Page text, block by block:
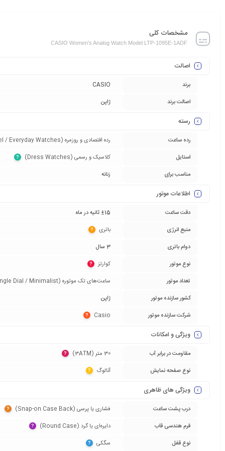
مشخصات کلی
CASIO Women's Analog Watch Model LTP-1095E-1ADF
اصالت
برند
CASIO
اصالت برند
ژاپن
رسته
رده ساعت
رده اقتصادی و روزمره (Entry-Level / Everyday Watches)‏
استایل
کلاسیک و رسمی (Dress Watches)‏ ?
مناسب برای زنانه
اطلاعات موتور
دقت ساعت
±15 ثانیه در ماه
منبع انرژی
باتری‏ ?
دوام باتری
3 سال
نوع موتور
کوارتز‏ ?
تعداد موتور
ساعت‌های تک موتوره (Single Dial / Minimalist)‏
کشور سازنده موتور
ژاپن
شرکت سازنده موتور
Casio‏
?
ویژگی و امکانات
مقاومت در برابر آب 30 متر (3ATM)‏ ?
نوع صفحه نمایش آنالوگ‏ ?
ویژگی های ظاهری
درب پشت ساعت فشاری یا پرسی (Snap-on Case Back)‏ ?
فرم هندسی قاب دایره‌ای یا گرد (Round Case)‏ ?
نوع قفل سگکی‏ ?